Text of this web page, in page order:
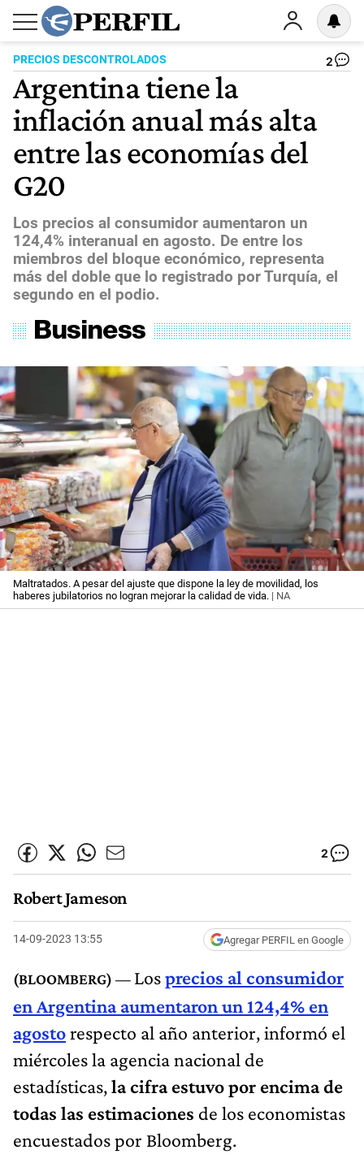
PRECIOS DESCONTROLADOS 2
Argentina tiene la
inflación anual más alta
entre las economías del
G20
Los precios al consumidor aumentaron un
124,4% interanual en agosto. De entre los
miembros del bloque económico, representa
más del doble que lo registrado por Turquía, el
segundo en el podio.
Maltratados. A pesar del ajuste que dispone la ley de movilidad, los
haberes jubilatorios no logran mejorar la calidad de vida. | NA
2
Robert Jameson
14-09-2023 13:55 Agregar PERFIL en Google
Losprecios al consumidor
en Argentina aumentaron un 124,4% en
agostorespecto al año anterior, informó el
miércoles la agencia nacional de
estadísticas,la cifra estuvo por encima de
todas las estimaciones de los economistas
encuestados por Bloomberg.